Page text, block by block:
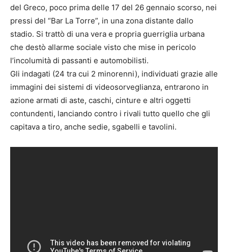
del Greco, poco prima delle 17 del 26 gennaio scorso, nei
pressi del “Bar La Torre”, in una zona distante dallo
stadio. Si trattò di una vera e propria guerriglia urbana
che destò allarme sociale visto che mise in pericolo
l’incolumità di passanti e automobilisti.
Gli indagati (24 tra cui 2 minorenni), individuati grazie alle
immagini dei sistemi di videosorveglianza, entrarono in
azione armati di aste, caschi, cinture e altri oggetti
contundenti, lanciando contro i rivali tutto quello che gli
capitava a tiro, anche sedie, sgabelli e tavolini.